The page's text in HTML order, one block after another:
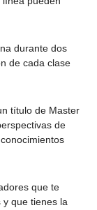
durante dos
de cada clase
título de Master
de
que te
y que tienes la